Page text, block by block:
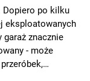
Dopiero po kilku
eksploatowanych
garaż znacznie
- może